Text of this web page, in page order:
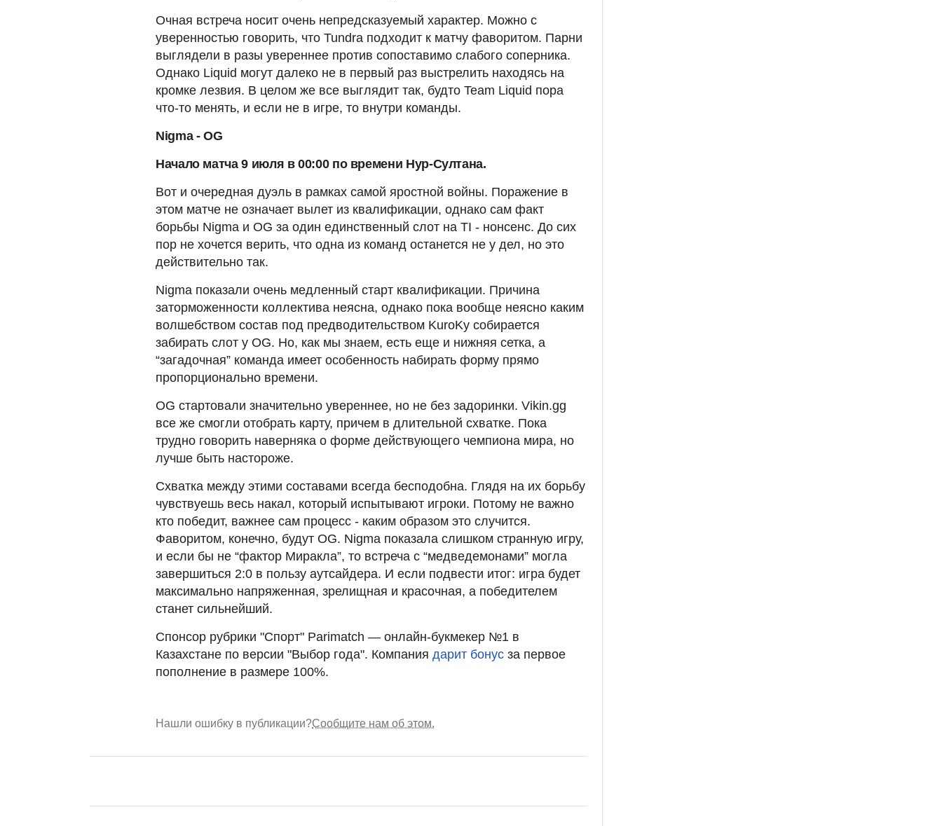
Очная встреча носит очень непредсказуемый характер. Можно с
уверенностью говорить, что Tundra подходит к матчу фаворитом. Парни
выглядели в разы увереннее против сопоставимо слабого соперника.
Однако Liquid могут далеко не в первый раз выстрелить находясь на
кромке лезвия. В целом же все выглядит так, будто Team Liquid пора
что-то менять, и если не в игре, то внутри команды.
Nigma - OG
Начало матча 9 июля в 00:00 по времени Нур-Султана.
Вот и очередная дуэль в рамках самой яростной войны. Поражение в
этом матче не означает вылет из квалификации, однако сам факт
борьбы Nigma и OG за один единственный слот на TI - нонсенс. До сих
пор не хочется верить, что одна из команд останется не у дел, но это
действительно так.
Nigma показали очень медленный старт квалификации. Причина
заторможенности коллектива неясна, однако пока вообще неясно каким
волшебством состав под предводительством KuroKy собирается
забирать слот у OG. Но, как мы знаем, есть еще и нижняя сетка, а
“загадочная” команда имеет особенность набирать форму прямо
пропорционально времени.
OG стартовали значительно увереннее, но не без задоринки. Vikin.gg
все же смогли отобрать карту, причем в длительной схватке. Пока
трудно говорить наверняка о форме действующего чемпиона мира, но
лучше быть настороже.
Схватка между этими составами всегда бесподобна. Глядя на их борьбу
чувствуешь весь накал, который испытывают игроки. Потому не важно
кто победит, важнее сам процесс - каким образом это случится.
Фаворитом, конечно, будут OG. Nigma показала слишком странную игру,
и если бы не “фактор Миракла”, то встреча с “медведемонами” могла
завершиться 2:0 в пользу аутсайдера. И если подвести итог: игра будет
максимально напряженная, зрелищная и красочная, а победителем
станет сильнейший.
Спонсор рубрики "Спорт" Parimatch — онлайн-букмекер №1 в
Казахстане по версии "Выбор года". Компания дарит бонус за первое
пополнение в размере 100%.
Нашли ошибку в публикации?Сообщите нам об этом.